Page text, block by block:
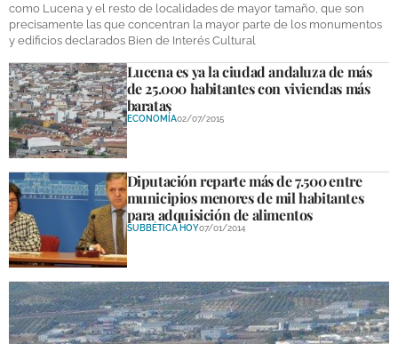
como Lucena y el resto de localidades de mayor tamaño, que son
precisamente las que concentran la mayor parte de los monumentos
y edificios declarados Bien de Interés Cultural
Lucena es ya la ciudad andaluza de más
de 25.000 habitantes con viviendas más
baratas
ECONOMÍA02/07/2015
Diputación reparte más de 7.500 entre
municipios menores de mil habitantes
para adquisición de alimentos
SUBBÉTICA HOY07/01/2014